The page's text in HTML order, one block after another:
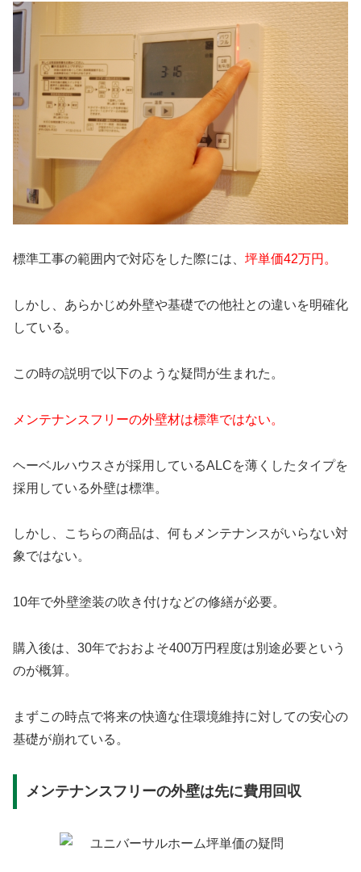
標準工事の範囲内で対応をした際には、 坪単価42万円。
しかし、あらかじめ外壁や基礎での他社との違いを明確化
している。
この時の説明で以下のような疑問が生まれた。
メンテナンスフリーの外壁材は標準ではない。
ヘーベルハウスさが採用しているALCを薄くしたタイプを
採用している外壁は標準。
しかし、こちらの商品は、何もメンテナンスがいらない対
象ではない。
10年で外壁塗装の吹き付けなどの修繕が必要。
購入後は、30年でおおよそ400万円程度は別途必要という
のが概算。
まずこの時点で将来の快適な住環境維持に対しての安心の
基礎が崩れている。
メンテナンスフリーの外壁は先に費用回収